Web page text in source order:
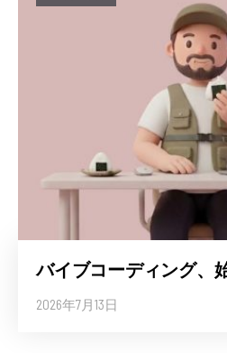
バイブコーディング、
2026年7月13日